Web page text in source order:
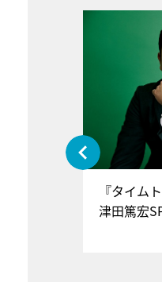
インタ
『タイム
津田篤